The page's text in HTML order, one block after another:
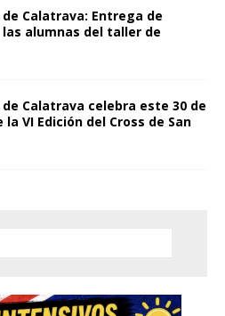
Calatrava: Entrega de
alumnas del taller de
Calatrava celebra este 30 de
VI Edición del Cross de San